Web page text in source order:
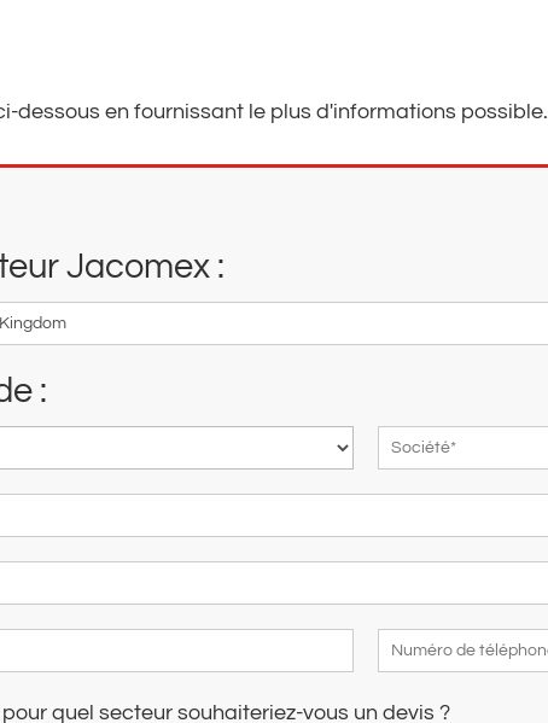
dessous en fournissant le plus d'informations possible.
Jacomex :
:
quel secteur souhaiteriez-vous un devis ?